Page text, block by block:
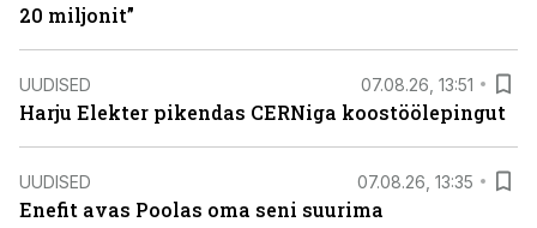
20 miljonit”
UUDISED 07.08.26, 13:51
Harju Elekter pikendas CERNiga koostöölepingut
UUDISED 07.08.26, 13:35
Enefit avas Poolas oma seni suurima